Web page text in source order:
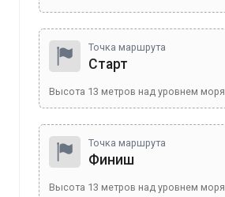
Точка маршрута
Старт
Высота 13 метров над уровнем моря
Точка маршрута
Финиш
Высота 13 метров над уровнем моря